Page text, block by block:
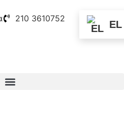
210 3610752
EL